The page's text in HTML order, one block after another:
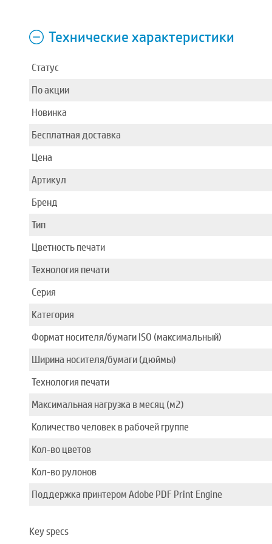
Технические характеристики
Статус
По акции
Новинка
Бесплатная доставка
Цена
Артикул
Бренд
Тип
Цветность печати
Технология печати
Серия
Категория
Формат носителя/бумаги ISO (максимальный)
Ширина носителя/бумаги (дюймы)
Технология печати
Максимальная нагрузка в месяц (м2)
Количество человек в рабочей группе
Кол-во цветов
Кол-во рулонов
Поддержка принтером Adobe PDF Print Engine
Key specs